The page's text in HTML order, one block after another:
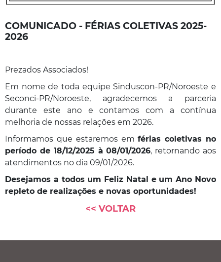
COMUNICADO - FÉRIAS COLETIVAS 2025-
2026
Prezados Associados!
Em nome de toda equipe Sinduscon-PR/Noroeste e
Seconci-PR/Noroeste, agradecemos a parceria
durante este ano e contamos com a contínua
melhoria de nossas relações em 2026.
Informamos que estaremos emférias coletivas no
período de 18/12/2025 à 08/01/2026, retornando aos
atendimentos no dia 09/01/2026.
Desejamos a todos um Feliz Natal e um Ano Novo
repleto de realizações e novas oportunidades!
<< VOLTAR